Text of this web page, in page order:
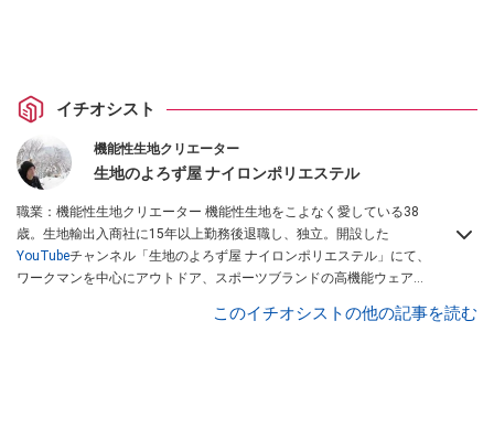
イチオシスト
機能性生地クリエーター
生地のよろず屋 ナイロンポリエステル
職業：機能性生地クリエーター 機能性生地をこよなく愛している38
歳。生地輸出入商社に15年以上勤務後退職し、独立。開設した
YouTubeチャンネル「生地のよろず屋 ナイロンポリエステル」にて、
ワークマンを中心にアウトドア、スポーツブランドの高機能ウェアを
このイチオシストの他の記事を読む